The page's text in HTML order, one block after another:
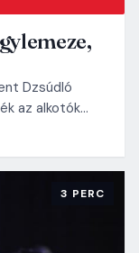
Dzsúdló
az alkotók…
3 PERC